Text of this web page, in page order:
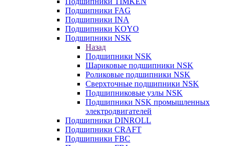
Подшипники FAG
Подшипники INA
Подшипники KOYO
Подшипники NSK
Назад
Подшипники NSK
Шариковые подшипники NSK
Роликовые подшипники NSK
Сверхточные подшипники NSK
Подшипниковые узлы NSK
Подшипники NSK промышленных
электродвигателей
Подшипники DINROLL
Подшипники CRAFT
Подшипники FBC